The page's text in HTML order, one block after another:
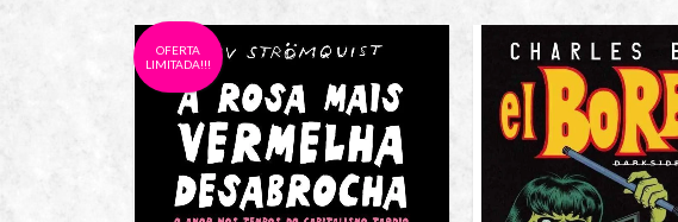
OFERTA
LIMITADA!!!